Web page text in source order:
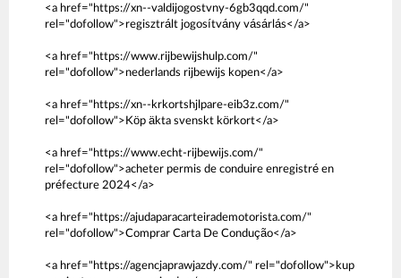
<a href="https://xn--valdijogostvny-6gb3qqd.com/"
rel="dofollow">regisztrált jogosítvány vásárlás</a>
<a href="https://www.rijbewijshulp.com/"
rel="dofollow">nederlands rijbewijs kopen</a>
<a href="https://xn--krkortshjlpare-eib3z.com/"
rel="dofollow">Köp äkta svenskt körkort</a>
<a href="https://www.echt-rijbewijs.com/"
rel="dofollow">acheter permis de conduire enregistré en
préfecture 2024</a>
<a href="https://ajudaparacarteirademotorista.com/"
rel="dofollow">Comprar Carta De Condução</a>
<a href="https://agencjaprawjazdy.com/" rel="dofollow">kup